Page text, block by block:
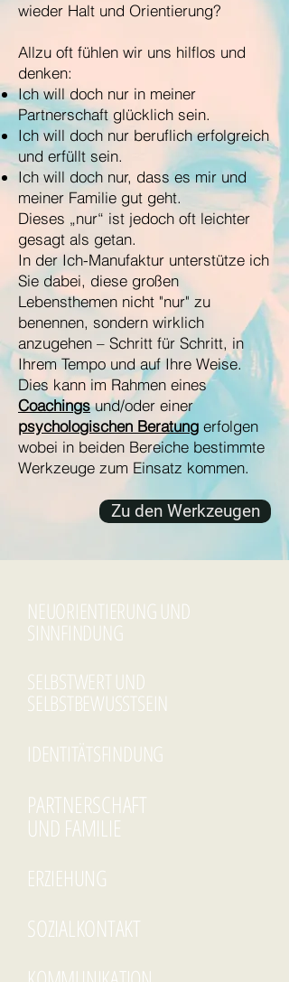
wieder Halt und Orientierung?
Allzu oft fühlen wir uns hilflos und
denken:
Ich will doch nur in meiner
Partnerschaft glücklich sein.
Ich will doch nur beruflich erfolgreich
und erfüllt sein.
Ich will doch nur, dass es mir und
meiner Familie gut geht.
Dieses „nur“ ist jedoch oft leichter
gesagt als getan.
In der Ich-Manufaktur unterstütze ich
Sie dabei, diese großen
Lebensthemen nicht "nur" zu
benennen, sondern wirklich
anzugehen – Schritt für Schritt, in
Ihrem Tempo und auf Ihre Weise.
Dies kann im Rahmen eines
Coachingsund/oder einer
psychologischen Beratung erfolgen
wobei in beiden Bereiche bestimmte
Werkzeuge zum Einsatz kommen.
Zu den Werkzeugen
NEUORIENTIERUNG UND
SINNFINDUNG
SELBSTWERT UND
SELBSTBEWUSSTSEIN
IDENTITÄTSFINDUNG
PARTNERSCHAFT
UND FAMILIE
ERZIEHUNG
SOZIALKONTAKT